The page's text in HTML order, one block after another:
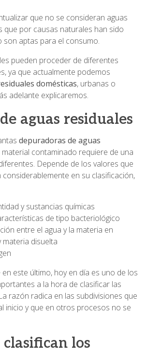
que no se consideran aguas
que por causas naturales han sido
son aptas para el consumo.
pueden proceder de diferentes
ya que actualmente podemos
domésticas, urbanas o
adelante explicaremos.
aguas residuales
depuradoras de aguas
contaminado requiere de una
Depende de los valores que
en su clasificación,
y sustancias químicas
de tipo bacteriológico
entre el agua y la materia en
materia disuelta
este último, hoy en día es uno de los
a la hora de clasificar las
razón radica en las subdivisiones que
inicio y que en otros procesos no se
clasifican los